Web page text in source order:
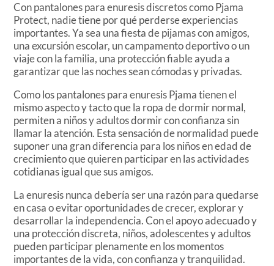
Con pantalones para enuresis discretos como Pjama
Protect, nadie tiene por qué perderse experiencias
importantes. Ya sea una fiesta de pijamas con amigos,
una excursión escolar, un campamento deportivo o un
viaje con la familia, una protección fiable ayuda a
garantizar que las noches sean cómodas y privadas.
Como los pantalones para enuresis Pjama tienen el
mismo aspecto y tacto que la ropa de dormir normal,
permiten a niños y adultos dormir con confianza sin
llamar la atención. Esta sensación de normalidad puede
suponer una gran diferencia para los niños en edad de
crecimiento que quieren participar en las actividades
cotidianas igual que sus amigos.
La enuresis nunca debería ser una razón para quedarse
en casa o evitar oportunidades de crecer, explorar y
desarrollar la independencia. Con el apoyo adecuado y
una protección discreta, niños, adolescentes y adultos
pueden participar plenamente en los momentos
importantes de la vida, con confianza y tranquilidad.